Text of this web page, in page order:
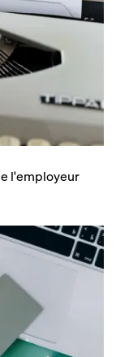
l'employeur